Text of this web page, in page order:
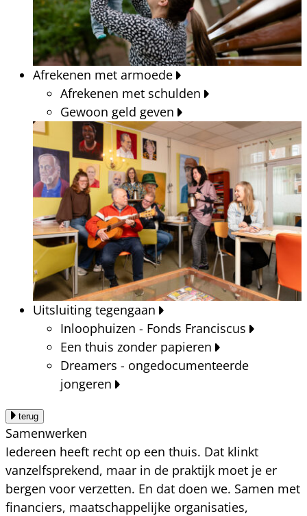
Afrekenen met armoede
Afrekenen met schulden
Gewoon geld geven
Uitsluiting tegengaan
Inloophuizen - Fonds Franciscus
Een thuis zonder papieren
Dreamers - ongedocumenteerde
jongeren
terug
Samenwerken
Iedereen heeft recht op een thuis. Dat klinkt
vanzelfsprekend, maar in de praktijk moet je er
bergen voor verzetten. En dat doen we. Samen met
financiers, maatschappelijke organisaties,